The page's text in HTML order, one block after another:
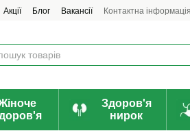
Акції Блог Вакансії Контактна інформація
Здоров'я
нирок